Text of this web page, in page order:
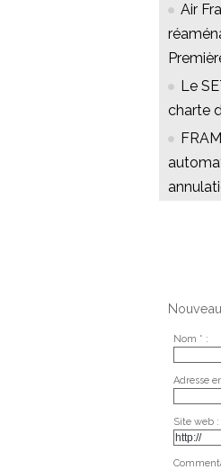
Air
Le
charte
Nom * :
Adresse
Site web :